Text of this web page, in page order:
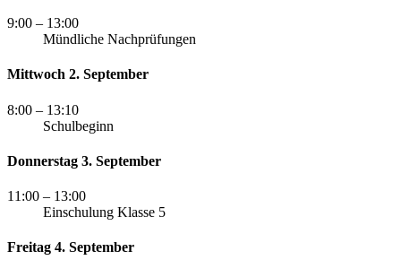
9:00 – 13:00
Mündliche Nachprüfungen
Mittwoch 2. September
8:00 – 13:10
Schulbeginn
Donnerstag 3. September
11:00 – 13:00
Einschulung Klasse 5
Freitag 4. September